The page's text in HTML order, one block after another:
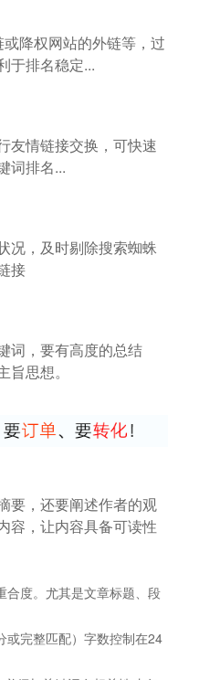
降权网站的外链等，过
于排名稳定...
友情链接交换，可快速
词排名...
况，及时剔除搜索蜘蛛
接
词，要有高度的总结
思想。
要，还要阐述作者的观
容，让内容具备可读性
合度。尤其是文章标题、段
或完整匹配）字数控制在24